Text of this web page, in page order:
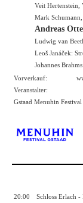
Veit Hertenstein,
Mark
Andreas
Ludwig van
Leoš Janáček:
Johannes
Vorverkauf:
Veranstalter:
Gstaad Menuhin
20:00 Schloss Erlach